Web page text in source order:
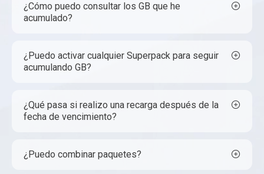
¿Cómo puedo consultar los GB que he
acumulado?
¿Puedo activar cualquier Superpack para seguir
acumulando GB?
¿Qué pasa si realizo una recarga después de la
fecha de vencimiento?
¿Puedo combinar paquetes?